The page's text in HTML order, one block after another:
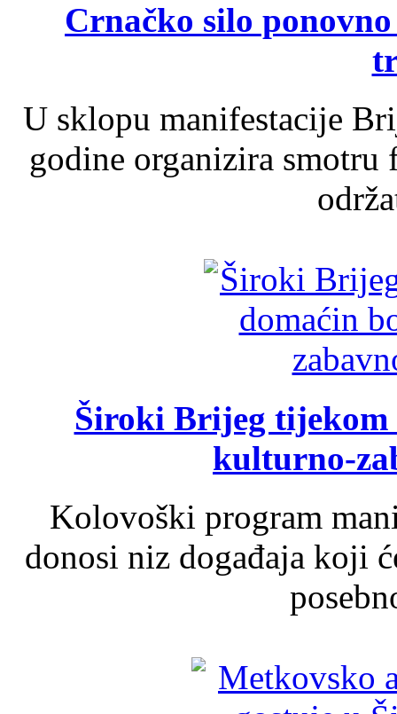
Crnačko silo
U sklopu manifestacije
godine organizira
Široki Brijeg tijekom
kulturno-
Kolovoški program
donosi niz događaja koji